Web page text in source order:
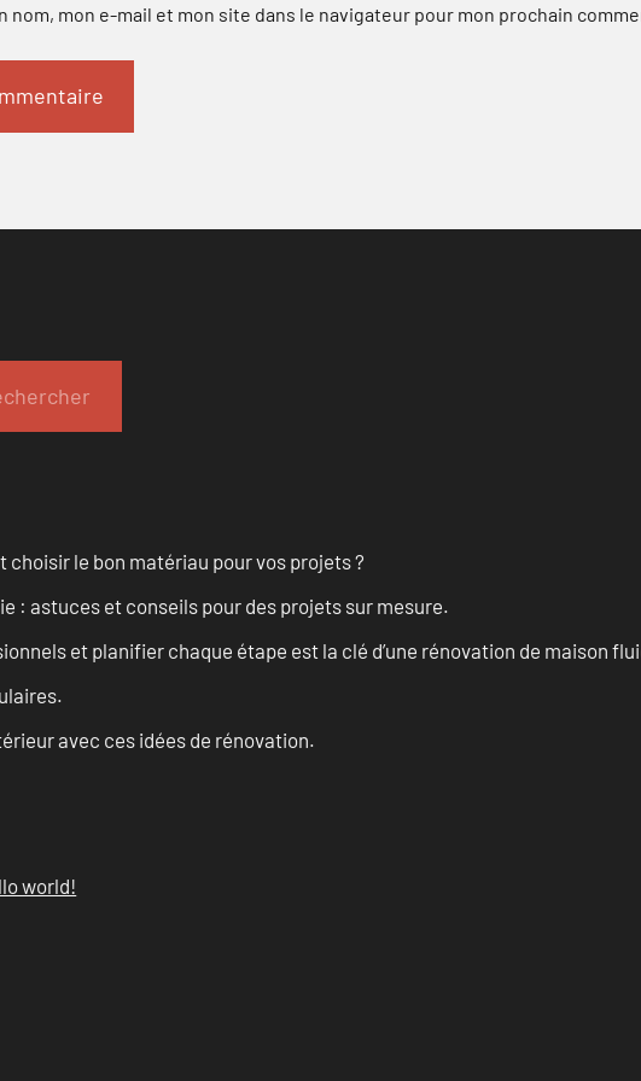
nom, mon e-mail et mon site dans le navigateur pour mon prochain
le bon matériau pour vos projets ?
: astuces et conseils pour des projets sur mesure.
et planifier chaque étape est la clé d’une rénovation de maison
avec ces idées de rénovation.
world!